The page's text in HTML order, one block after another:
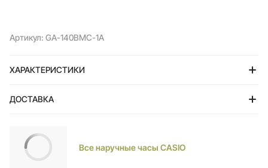
Артикул: GA-140BMC-1A
ХАРАКТЕРИСТИКИ
ДОСТАВКА
Все наручные часы CASIO